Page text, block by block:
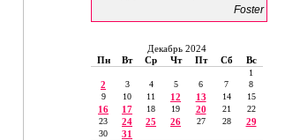
Foster
Декабрь 2024
Пн
Вт Ср Чт Пт Сб Вс
1
2 3 4 5 6 7
8
9
10 11 12 13 14 15
16 17 18 19 20 21
22
23
24 25 26 27 28 29
30 31